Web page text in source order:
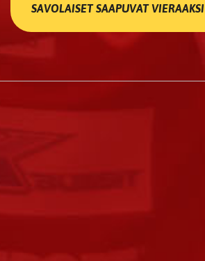
SAVOLAISET SAAPUVAT VIERAAKSI